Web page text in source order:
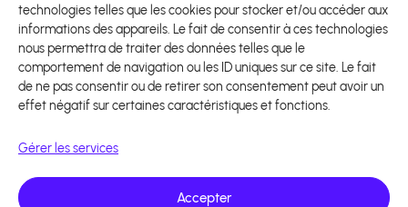
technologies telles que les cookies pour stocker et/ou accéder aux
informations des appareils. Le fait de consentir à ces technologies
nous permettra de traiter des données telles que le
comportement de navigation ou les ID uniques sur ce site. Le fait
de ne pas consentir ou de retirer son consentement peut avoir un
effet négatif sur certaines caractéristiques et fonctions.
Gérer les services
Accepter